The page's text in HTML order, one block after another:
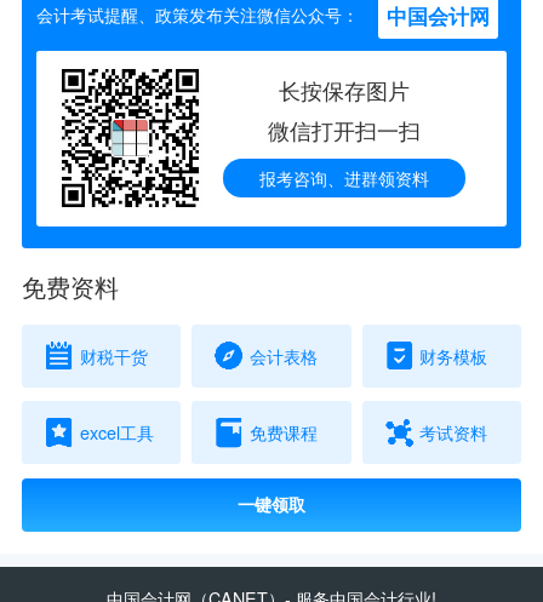
会计考试提醒、政策发布关注微信公众号： 中国会计网
长按保存图片
微信打开扫一扫
报考咨询、进群领资料
免费资料
财税干货 会计表格 财务模板
excel工具 免费课程 考试资料
一键领取